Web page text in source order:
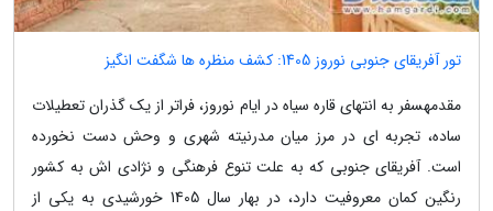
تور آفریقای جنوبی نوروز 1405: کشف منظره ها شگفت انگیز
مقدمهسفر به انتهای قاره سیاه در ایام نوروز، فراتر از یک گذران تعطیلات
ساده، تجربه ای در مرز میان مدرنیته شهری و وحش دست نخورده
است. آفریقای جنوبی که به علت تنوع فرهنگی و نژادی اش به کشور
رنگین کمان معروفیت دارد، در بهار سال 1405 خورشیدی به یکی از